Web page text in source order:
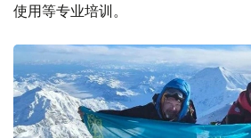
使用等专业培训。